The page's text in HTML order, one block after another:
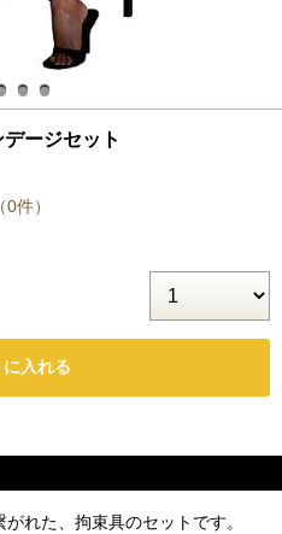
ージセット
件）
れた、拘束具のセットです。